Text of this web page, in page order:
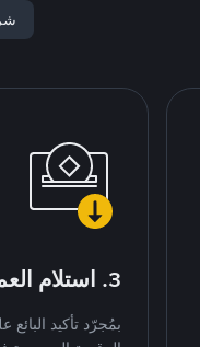
3. استلام العملات الرقمية
بمُجرّد تأكيد